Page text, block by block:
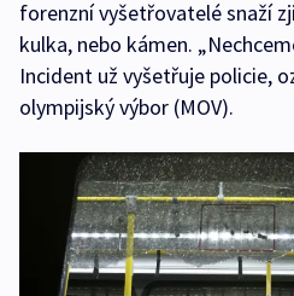
forenzní vyšetřovatelé snaží
kulka, nebo kámen.
Incident už vyšetřuje policie,
olympijský výbor (MOV).